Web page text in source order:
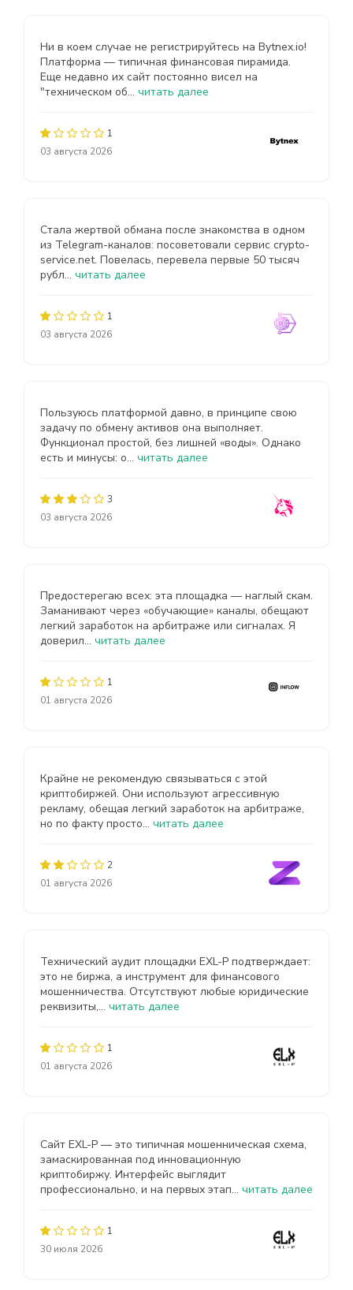
Ни в коем случае не регистрируйтесь на Bytnex.io!
Платформа — типичная финансовая пирамида.
Еще недавно их сайт постоянно висел на
"техническом об... читать далее
1
03 августа 2026
Стала жертвой обмана после знакомства в одном
из Telegram-каналов: посоветовали сервис crypto-
service.net. Повелась, перевела первые 50 тысяч
рубл... читать далее
1
03 августа 2026
Пользуюсь платформой давно, в принципе свою
задачу по обмену активов она выполняет.
Функционал простой, без лишней «воды». Однако
есть и минусы: о... читать далее
3
03 августа 2026
Предостерегаю всех: эта площадка — наглый скам.
Заманивают через «обучающие» каналы, обещают
легкий заработок на арбитраже или сигналах. Я
доверил... читать далее
1
01 августа 2026
Крайне не рекомендую связываться с этой
криптобиржей. Они используют агрессивную
рекламу, обещая легкий заработок на арбитраже,
но по факту просто... читать далее
2
01 августа 2026
Технический аудит площадки EXL-P подтверждает:
это не биржа, а инструмент для финансового
мошенничества. Отсутствуют любые юридические
реквизиты,... читать далее
1
01 августа 2026
Сайт EXL-P — это типичная мошенническая схема,
замаскированная под инновационную
криптобиржу. Интерфейс выглядит
профессионально, и на первых этап... читать далее
1
30 июля 2026